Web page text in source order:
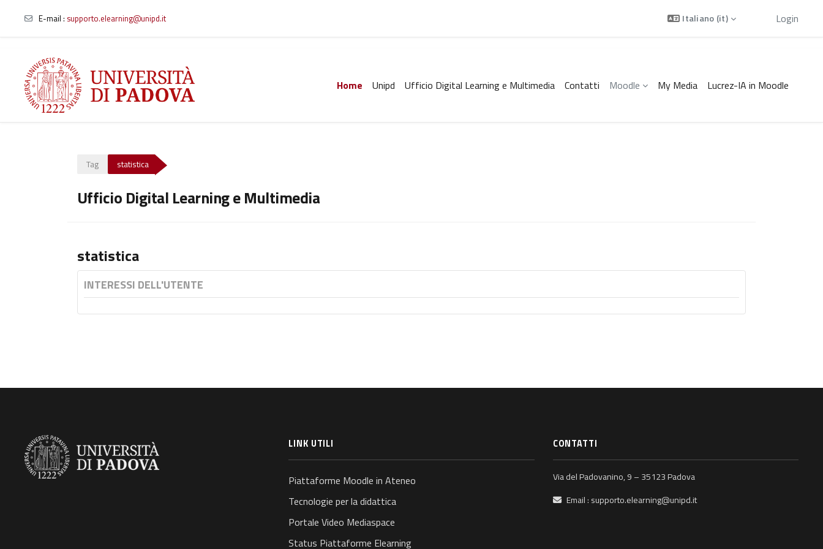
Vai al contenuto principale
E-mail : supporto.elearning@unipd.it Italiano ‎(it)‎ Login
Home Unipd Ufficio Digital Learning e Multimedia Contatti Moodle My Media Lucrez-IA in Moodle
Tag statistica
Ufficio Digital Learning e Multimedia
statistica
INTERESSI DELL'UTENTE
LINK UTILI
Piattaforme Moodle in Ateneo
Tecnologie per la didattica
Portale Video Mediaspace
Status Piattaforme Elearning
CONTATTI
Via del Padovanino, 9 – 35123 Padova
Email : supporto.elearning@unipd.it